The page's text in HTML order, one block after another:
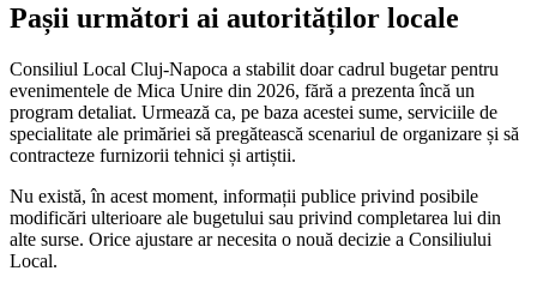
Pașii următori ai autorităților locale
Consiliul Local Cluj-Napoca a stabilit doar cadrul bugetar pentru
evenimentele de Mica Unire din 2026, fără a prezenta încă un
program detaliat. Urmează ca, pe baza acestei sume, serviciile de
specialitate ale primăriei să pregătească scenariul de organizare și să
contracteze furnizorii tehnici și artiștii.
Nu există, în acest moment, informații publice privind posibile
modificări ulterioare ale bugetului sau privind completarea lui din
alte surse. Orice ajustare ar necesita o nouă decizie a Consiliului
Local.